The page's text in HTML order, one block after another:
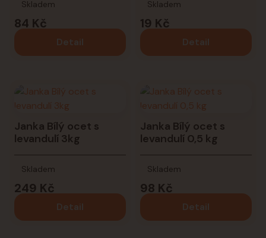
84 Kč
Skladem
Detail
19 Kč
Skladem
Detail
Janka Bílý ocet s
levandulí 3kg
249 Kč
Skladem
Detail
Janka Bílý ocet s
levandulí 0,5 kg
98 Kč
Skladem
Detail